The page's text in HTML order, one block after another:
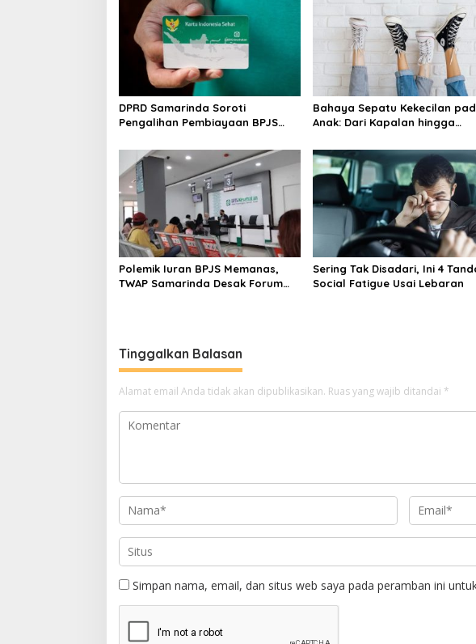
DPRD Samarinda Soroti
Pengalihan Pembiayaan BPJS
Bahaya Sepatu Kekecilan
Anak: Dari Kapalan hingga
Polemik Iuran BPJS Memanas,
TWAP Samarinda Desak Forum
Sering Tak Disadari, Ini 4
Social Fatigue Usai Lebaran
Tinggalkan Balasan
Alamat email Anda tidak akan dipublikasikan. Ruas yang wajib ditandai *
Simpan nama, email, dan situs web saya pada peramban ini